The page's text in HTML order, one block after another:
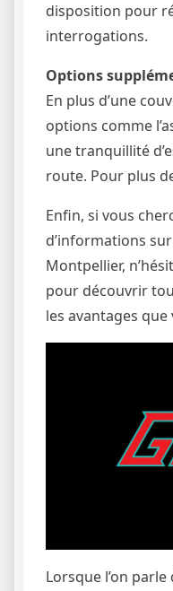
disposition pour
interrogations.
Options
En plus d’une
options comme
une tranquillité
route. Pour plus
Enfin, si vous
d’informations sur
Montpellier,
pour découvrir
les avantages
Lorsque l’on parle